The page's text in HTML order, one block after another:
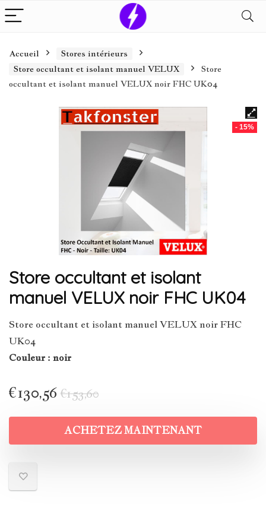
Accueil
Stores intérieurs
Store occultant et isolant manuel VELUX
Store
occultant et isolant manuel VELUX noir FHC UK04
- 15%
Store occultant et isolant
manuel VELUX noir FHC UK04
Store occultant et isolant manuel VELUX noir FHC
UK04
Couleur : noir
€153,60
€130,56
ACHETEZ MAINTENANT